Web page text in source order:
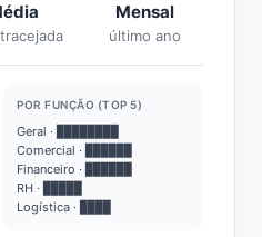
Mensal
último ano
POR FUNÇÃO (TOP 5)
Geral · ████████
Comercial · ██████
Financeiro · ██████
RH · █████
Logística · ████